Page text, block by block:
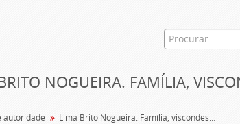
NOGUEIRA. FAMÍLIA,
autoridade Lima Brito Nogueira. Família, viscondes de Vila Nova de Cerveira (1579-1790)